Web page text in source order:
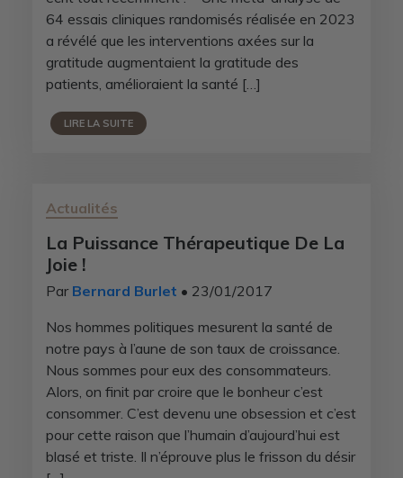
64 essais cliniques randomisés réalisée en 2023
a révélé que les interventions axées sur la
gratitude augmentaient la gratitude des
patients, amélioraient la santé […]
LIRE LA SUITE
Actualités
La Puissance Thérapeutique De La
Joie !
Par Bernard Burlet • 23/01/2017
Nos hommes politiques mesurent la santé de
notre pays à l’aune de son taux de croissance.
Nous sommes pour eux des consommateurs.
Alors, on finit par croire que le bonheur c’est
consommer. C’est devenu une obsession et c’est
pour cette raison que l’humain d’aujourd’hui est
blasé et triste. Il n’éprouve plus le frisson du désir